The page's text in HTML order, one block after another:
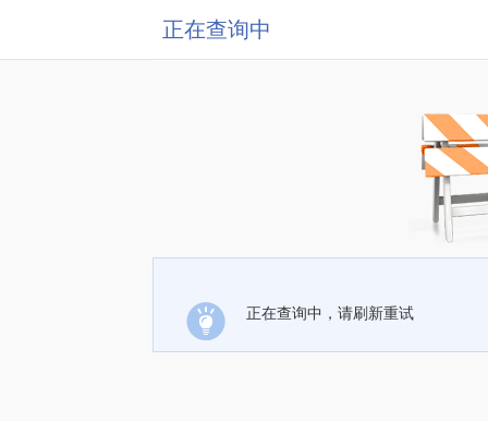
正在查询中
正在查询中，请刷新重试